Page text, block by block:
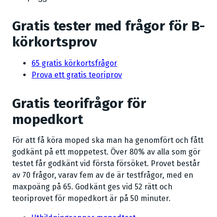
Gratis tester med frågor för B-
körkortsprov
65 gratis körkortsfrågor
Prova ett gratis teoriprov
Gratis teorifrågor för
mopedkort
För att få köra moped ska man ha genomfört och fått
godkänt på ett moppetest. Över 80% av alla som gör
testet får godkänt vid första försöket. Provet består
av 70 frågor, varav fem av de är testfrågor, med en
maxpoäng på 65. Godkänt ges vid 52 rätt och
teoriprovet för mopedkort är på 50 minuter.